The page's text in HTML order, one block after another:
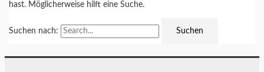
hast. Möglicherweise hilft eine Suche.
Suchen nach: